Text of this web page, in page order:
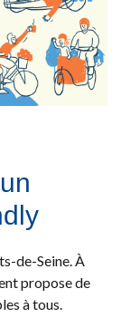
de-Seine. À
propose de
à tous.